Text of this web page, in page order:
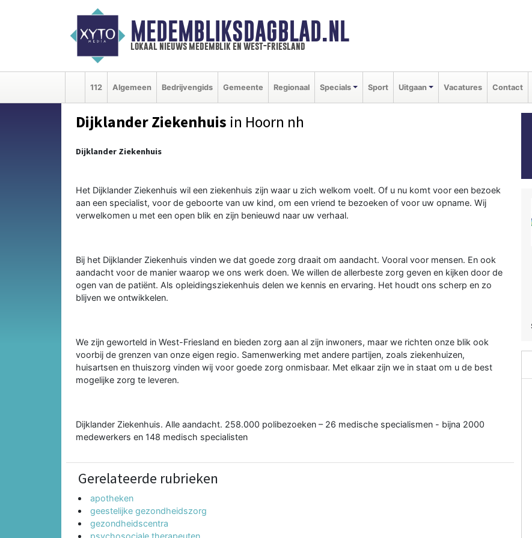
MEDEMBLIKSDAGBLAD.NL
lokaal nieuws medemblik en west-friesland
112 Algemeen Bedrijvengids Gemeente Regionaal Specials Sport Uitgaan Vacatures Contact
Dijklander Ziekenhuis in Hoorn nh
Dijklander Ziekenhuis
Het Dijklander Ziekenhuis wil een ziekenhuis zijn waar u zich welkom voelt. Of u nu komt voor een bezoek
aan een specialist, voor de geboorte van uw kind, om een vriend te bezoeken of voor uw opname. Wij
verwelkomen u met een open blik en zijn benieuwd naar uw verhaal.
Bij het Dijklander Ziekenhuis vinden we dat goede zorg draait om aandacht. Vooral voor mensen. En ook
aandacht voor de manier waarop we ons werk doen. We willen de allerbeste zorg geven en kijken door de
ogen van de patiënt. Als opleidingsziekenhuis delen we kennis en ervaring. Het houdt ons scherp en zo
blijven we ontwikkelen.
We zijn geworteld in West-Friesland en bieden zorg aan al zijn inwoners, maar we richten onze blik ook
voorbij de grenzen van onze eigen regio. Samenwerking met andere partijen, zoals ziekenhuizen,
huisartsen en thuiszorg vinden wij voor goede zorg onmisbaar. Met elkaar zijn we in staat om u de best
mogelijke zorg te leveren.
Dijklander Ziekenhuis. Alle aandacht. 258.000 polibezoeken – 26 medische specialismen - bijna 2000
medewerkers en 148 medisch specialisten
Gerelateerde rubrieken
apotheken
geestelijke gezondheidszorg
gezondheidscentra
psychosociale therapeuten